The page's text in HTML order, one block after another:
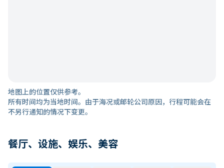
地图上的位置仅供参考。
所有时间均为当地时间。由于海况或邮轮公司原因，行程可能会在
不另行通知的情况下变更。
餐厅、设施、娱乐、美容